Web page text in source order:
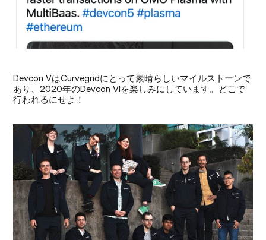
Devcon VはCurvegridにとって素晴らしいマイルストーンで
あり、2020年のDevcon VIを楽しみにしています。どこで
行われるにせよ！